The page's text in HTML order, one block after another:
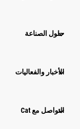
حلول الصناعة
الأخبار والفعاليات
التواصل مع Cat